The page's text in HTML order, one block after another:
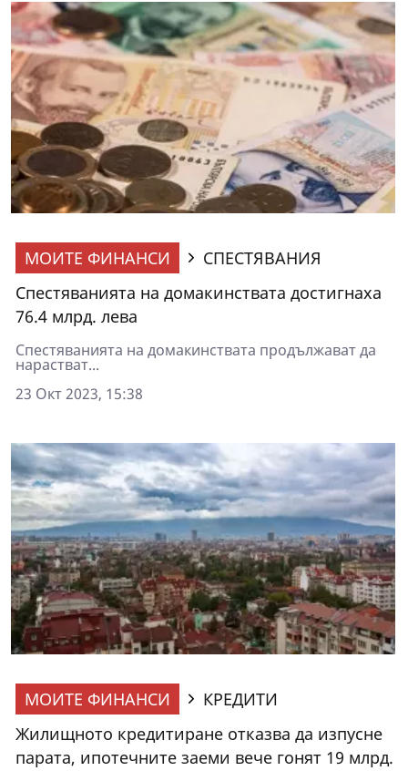
МОИТЕ ФИНАНСИ
СПЕСТЯВАНИЯ
Спестяванията на домакинствата достигнаха
76.4 млрд. лева
Спестяванията на домакинствата продължават да
нарастват...
23 Окт 2023, 15:38
МОИТЕ ФИНАНСИ
КРЕДИТИ
Жилищното кредитиране отказва да изпусне
парата, ипотечните заеми вече гонят 19 млрд.